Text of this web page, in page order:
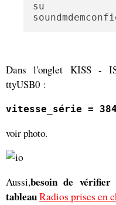
su
Dans l'onglet KISS -
ttyUSB0 :
vitesse_série =
voir photo.
Aussi,besoin de
tableauRadios prises en